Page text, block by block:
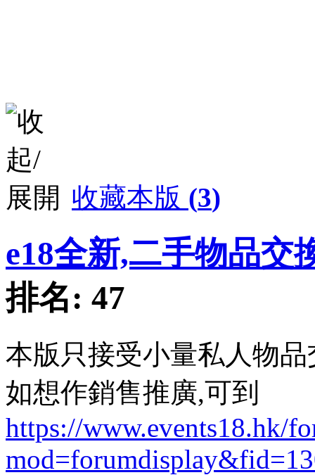
收藏本版 (3)
e18全新,二手物品交
排名: 47
本版只接受小量私人物
如想作銷售推廣,可到
https://www.events18.hk/